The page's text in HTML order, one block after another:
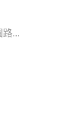
。 和奇瑞一起过弯得福 家的温暖一直都在 团圆路...